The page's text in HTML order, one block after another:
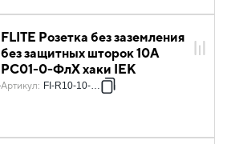
FLITE Розетка без заземления
без защитных шторок 10А
РС01-0-ФлХ хаки IEK
Артикул: FI-R10-10-K59